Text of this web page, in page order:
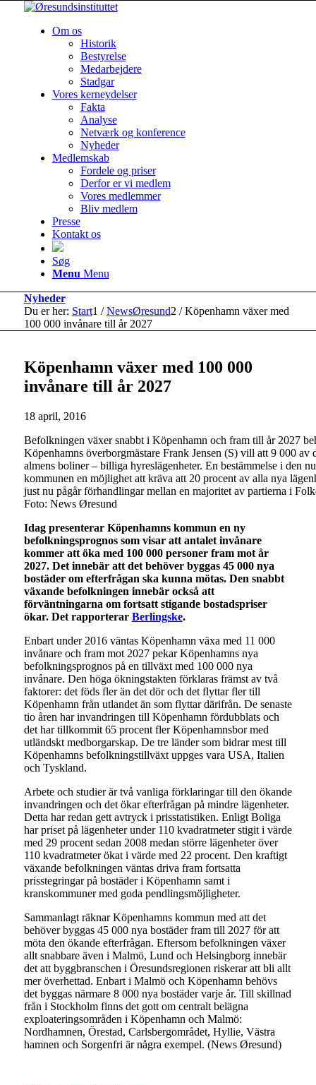
Om os
Historik
Bestyrelse
Medarbejdere
Stadgar
Vores kerneydelser
Fakta
Analyse
Netværk og konference
Nyheder
Medlemskab
Fordele og priser
Derfor er vi medlem
Vores medlemmer
Bliv medlem
Presse
Kontakt os
Søg
Menu Menu
Nyheder
Du er her: Start1 / NewsØresund2 / Köpenhamn växer med
100 000 invånare till år 2027
Köpenhamn växer med 100 000
invånare till år 2027
18 april, 2016
Befolkningen växer snabbt i Köpenhamn och fram till år 2027
Köpenhamns överborgmästare Frank Jensen (S) vill att 9 000 av
almens boliner – billiga hyreslägenheter. En bestämmelse i den
kommunen en möjlighet att kräva att 20 procent av alla nya
just nu pågår förhandlingar mellan en majoritet av partierna i
Foto: News Øresund
Idag presenterar Köpenhamns kommun en ny
befolkningsprognos som visar att antalet invånare
kommer att öka med 100 000 personer fram mot år
2027. Det innebär att det behöver byggas 45 000 nya
bostäder om efterfrågan ska kunna mötas. Den snabbt
växande befolkningen innebär också att
förväntningarna om fortsatt stigande bostadspriser
ökar. Det rapporterar Berlingske.
Enbart under 2016 väntas Köpenhamn växa med 11 000
invånare och fram mot 2027 pekar Köpenhamns nya
befolkningsprognos på en tillväxt med 100 000 nya
invånare. Den höga ökningstakten förklaras främst av två
faktorer: det föds fler än det dör och det flyttar fler till
Köpenhamn från utlandet än som flyttar därifrån. De senaste
tio åren har invandringen till Köpenhamn fördubblats och
det har tillkommit 65 procent fler Köpenhamnsbor med
utländskt medborgarskap. De tre länder som bidrar mest till
Köpenhamns befolkningstillväxt uppges vara USA, Italien
och Tyskland.
Arbete och studier är två vanliga förklaringar till den ökande
invandringen och det ökar efterfrågan på mindre lägenheter.
Detta har redan gett avtryck i prisstatistiken. Enligt Boliga
har priset på lägenheter under 110 kvadratmeter stigit i värde
med 29 procent sedan 2008 medan större lägenheter över
110 kvadratmeter ökat i värde med 22 procent. Den kraftigt
växande befolkningen väntas driva fram fortsatta
prisstegringar på bostäder i Köpenhamn samt i
kranskommuner med goda pendlingsmöjligheter.
Sammanlagt räknar Köpenhamns kommun med att det
behöver byggas 45 000 nya bostäder fram till 2027 för att
möta den ökande efterfrågan. Eftersom befolkningen växer
allt snabbare även i Malmö, Lund och Helsingborg innebär
det att byggbranschen i Öresundsregionen riskerar att bli allt
mer överhettad. Enbart i Malmö och Köpenhamn behövs
det byggas närmare 8 000 nya bostäder varje år. Till skillnad
från i Stockholm finns det gott om centralt belägna
exploateringsområden i Köpenhamn och Malmö:
Nordhamnen, Örestad, Carlsbergområdet, Hyllie, Västra
hamnen och Sorgenfri är några exempel. (News Øresund)